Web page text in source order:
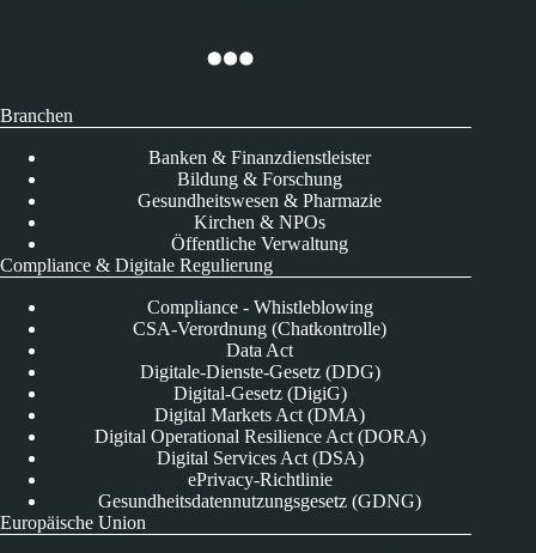
Branchen
Banken & Finanzdienstleister
Bildung & Forschung
Gesundheitswesen & Pharmazie
Kirchen & NPOs
Öffentliche Verwaltung
Compliance & Digitale Regulierung
Compliance - Whistleblowing
CSA-Verordnung (Chatkontrolle)
Data Act
Digitale-Dienste-Gesetz (DDG)
Digital-Gesetz (DigiG)
Digital Markets Act (DMA)
Digital Operational Resilience Act (DORA)
Digital Services Act (DSA)
ePrivacy-Richtlinie
Gesundheitsdatennutzungsgesetz (GDNG)
Europäische Union